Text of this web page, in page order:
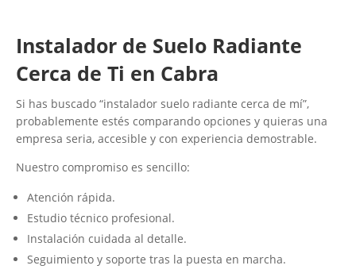
Instalador de Suelo Radiante
Cerca de Ti en Cabra
Si has buscado “instalador suelo radiante cerca de mí”,
probablemente estés comparando opciones y quieras una
empresa seria, accesible y con experiencia demostrable.
Nuestro compromiso es sencillo:
Atención rápida.
Estudio técnico profesional.
Instalación cuidada al detalle.
Seguimiento y soporte tras la puesta en marcha.